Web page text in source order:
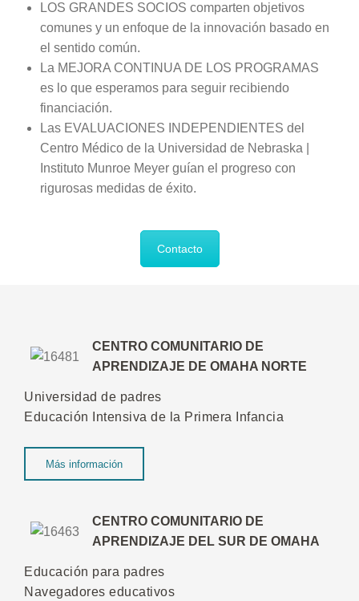
LOS GRANDES SOCIOS comparten objetivos
comunes y un enfoque de la innovación basado en
el sentido común.
La MEJORA CONTINUA DE LOS PROGRAMAS
es lo que esperamos para seguir recibiendo
financiación.
Las EVALUACIONES INDEPENDIENTES del
Centro Médico de la Universidad de Nebraska |
Instituto Munroe Meyer guían el progreso con
rigurosas medidas de éxito.
Contacto
CENTRO COMUNITARIO DE
APRENDIZAJE DE OMAHA NORTE
Universidad de padres
Educación Intensiva de la Primera Infancia
Más información
CENTRO COMUNITARIO DE
APRENDIZAJE DEL SUR DE OMAHA
Educación para padres
Navegadores educativos